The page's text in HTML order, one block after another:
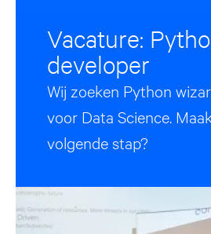
Vacature:
developer
Wij zoeken Python
voor Data Science.
volgende stap?